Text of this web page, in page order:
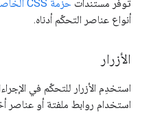
توفّر مستندات حزمة CSS الخاصة بالإضافات
أنواع عناصر التحكّم أدناه.
الأزرار
استخدِم الأزرار للتحكّم في
استخدام روابط ملفتة أو عناصر